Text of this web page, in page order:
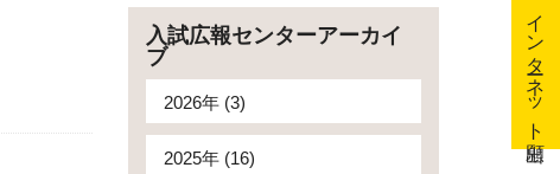
インターネット出願
入試広報センターアーカイ
ブ
2026年 (3)
2025年 (16)